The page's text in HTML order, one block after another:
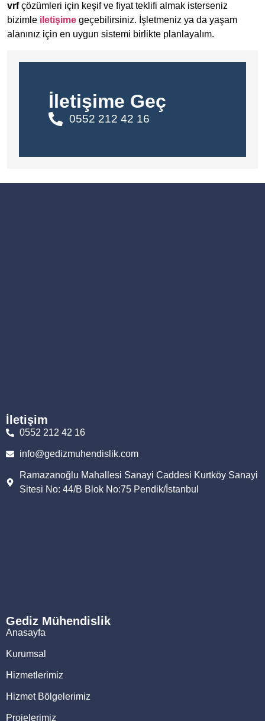
İletişime Geç
0552 212 42 16
vrfçözümleri için keşif ve fiyat teklifi almak isterseniz
bizimle iletişime geçebilirsiniz. İşletmeniz ya da yaşam
alanınız için en uygun sistemi birlikte planlayalım.
İletişim
0552 212 42 16
info@gedizmuhendislik.com
Ramazanoğlu Mahallesi Sanayi Caddesi Kurtköy Sanayi
Sitesi No: 44/B Blok No:75 Pendik/İstanbul
Gediz Mühendislik
Anasayfa
Kurumsal
Hizmetlerimiz
Hizmet Bölgelerimiz
Projelerimiz